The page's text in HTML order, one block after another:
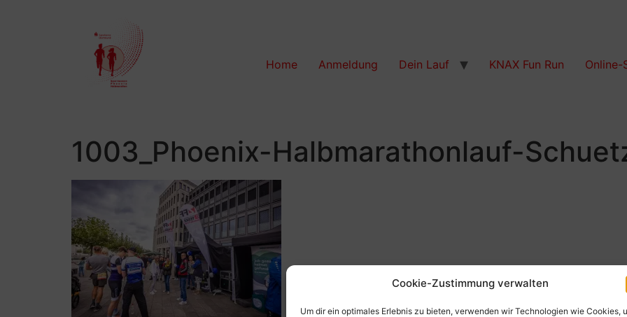
Cookie-Zustimmung verwalten
Um dir ein optimales Erlebnis zu bieten, verwenden wir Technologien wie Cookies,
Home Anmeldung Dein Lauf KNAX Fun Run Online-
1003_Phoenix-Halbmarathonlauf-